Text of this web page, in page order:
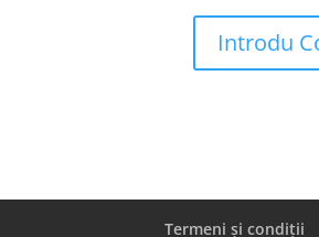
Termeni și condiții